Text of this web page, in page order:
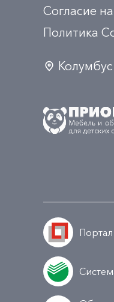
Согласие
Политика
Колумбус